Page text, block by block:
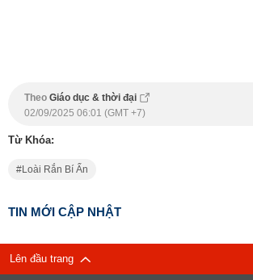
Theo Giáo dục & thời đại
02/09/2025 06:01 (GMT +7)
Từ Khóa:
Loài Rắn Bí Ẩn
TIN MỚI CẬP NHẬT
Lên đầu trang